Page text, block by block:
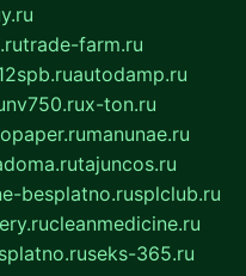
trade-farm.ru
autodamp.ru
nv750.rux-ton.ru
manunae.ru
tajuncos.ru
besplatno.rusplclub.ru
cleanmedicine.ru
seks-365.ru